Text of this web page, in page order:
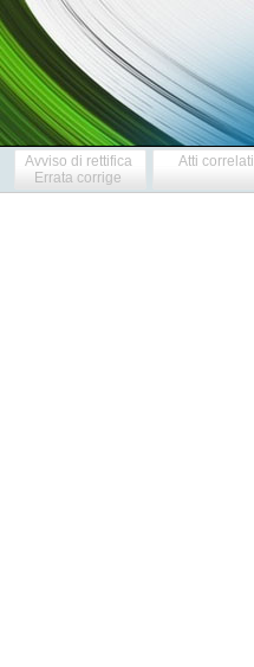
Avviso di rettifica
Errata corrige
Atti correlati